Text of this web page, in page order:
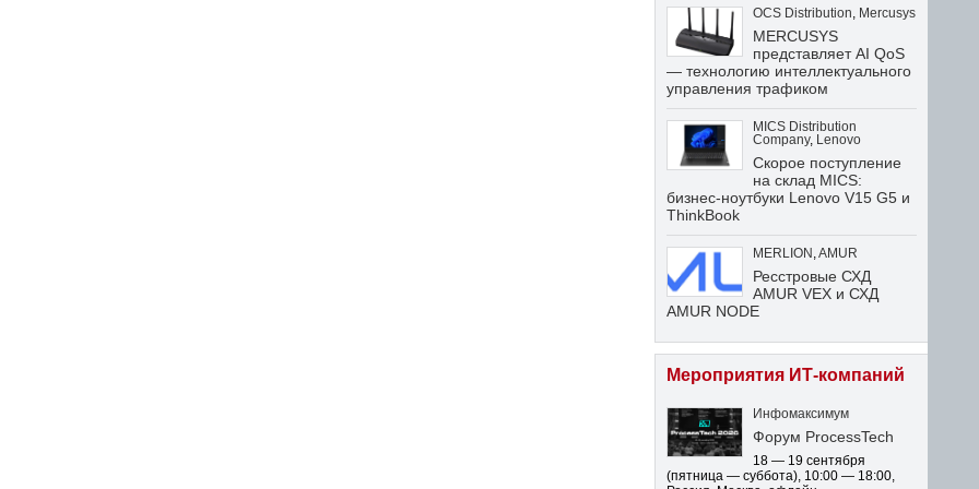
OCS Distribution Mercusys
MERCUSYS
представляет AI QoS
— технологию интеллектуального
управления трафиком
MICS Distribution
Company, Lenovo
Скорое поступление
на склад MICS:
бизнес-ноутбуки Lenovo V15 G5 и
ThinkBook
MERLION AMUR
Ресстровые СХД
AMUR VEX и СХД
AMUR NODE
Мероприятия ИТ-компаний
Инфомаксимум
Форум ProcessTech
18 — 19 сентября
(пятница — суббота), 10:00 — 18:00,